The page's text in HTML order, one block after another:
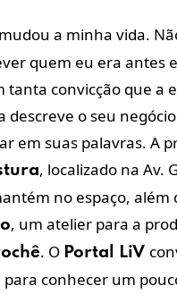
mudou a minha vida.
quem eu era antes
tanta convicção que a
descreve o seu
em suas palavras. A
, localizado na Av.
no espaço, além
, um atelier para a
. O Portal LiV
conhecer um